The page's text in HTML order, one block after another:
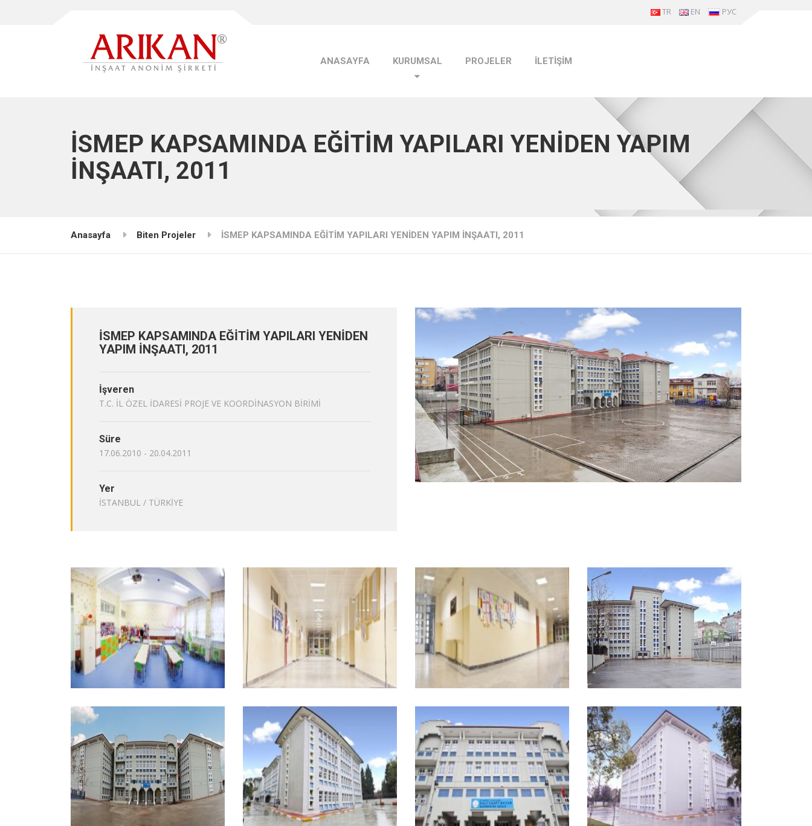
TR EN РУС
ANASAYFA KURUMSAL PROJELER İLETİŞİM
İSMEP KAPSAMINDA EĞİTİM YAPILARI YENİDEN YAPIM
İNŞAATI, 2011
Anasayfa Biten Projeler İSMEP KAPSAMINDA EĞİTİM YAPILARI YENİDEN YAPIM İNŞAATI, 2011
İSMEP KAPSAMINDA EĞİTİM YAPILARI YENİDEN
YAPIM İNŞAATI, 2011
İşveren
T.C. İL ÖZEL İDARESİ PROJE VE KOORDİNASYON BİRİMİ
Süre
17.06.2010 - 20.04.2011
Yer
İSTANBUL / TÜRKİYE